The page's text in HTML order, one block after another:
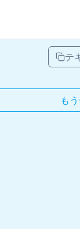
テ
も